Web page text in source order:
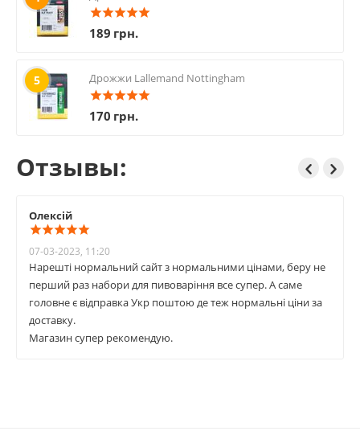
189 грн.
5 Дрожжи Lallemand Nottingham
170 грн.
Отзывы:
Олексій
07-03-2023, 11:20
Нарешті нормальний сайт з нормальними цінами, беру не
перший раз набори для пивоваріння все супер. А саме
головне є відправка Укр поштою де теж нормальні ціни за
доставку.
Магазин супер рекомендую.